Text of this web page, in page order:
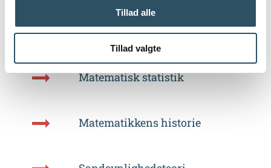
Tillad alle
Tillad valgte
Statistiske metoder
Matematisk statistik
Matematikkens historie